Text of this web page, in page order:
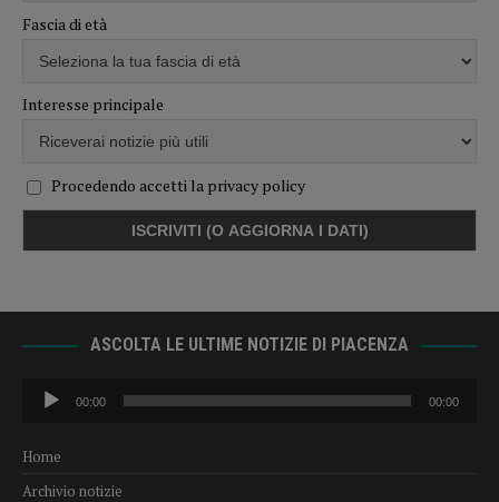
Fascia di età
Interesse principale
Procedendo accetti la privacy policy
ASCOLTA LE ULTIME NOTIZIE DI PIACENZA
Audio
Player
00:00 00:00
Home
Archivio notizie